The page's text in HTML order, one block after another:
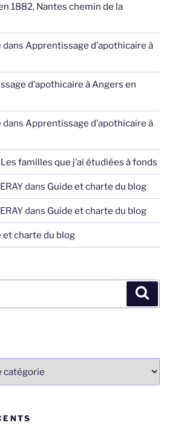
1882, Nantes chemin de la
dans Apprentissage d’apothicaire à
d’apothicaire à Angers en
dans Apprentissage d’apothicaire à
Les familles que j’ai étudiées à fonds
dans Guide et charte du blog
dans Guide et charte du blog
et charte du blog